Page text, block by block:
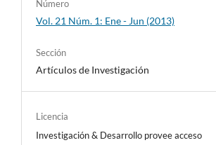
Número
Vol. 21 Núm. 1: Ene - Jun (2013)
Sección
Artículos de Investigación
Licencia
Investigación & Desarrollo provee acceso